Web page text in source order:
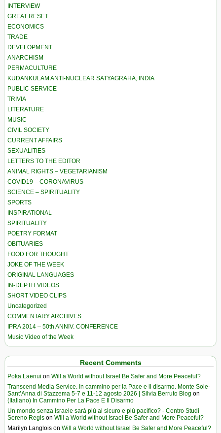
INTERVIEW
GREAT RESET
ECONOMICS
TRADE
DEVELOPMENT
ANARCHISM
PERMACULTURE
KUDANKULAM ANTI-NUCLEAR SATYAGRAHA, INDIA
PUBLIC SERVICE
TRIVIA
LITERATURE
MUSIC
CIVIL SOCIETY
CURRENT AFFAIRS
SEXUALITIES
LETTERS TO THE EDITOR
ANIMAL RIGHTS – VEGETARIANISM
COVID19 – CORONAVIRUS
SCIENCE – SPIRITUALITY
SPORTS
INSPIRATIONAL
SPIRITUALITY
POETRY FORMAT
OBITUARIES
FOOD FOR THOUGHT
JOKE OF THE WEEK
ORIGINAL LANGUAGES
IN-DEPTH VIDEOS
SHORT VIDEO CLIPS
Uncategorized
COMMENTARY ARCHIVES
IPRA 2014 – 50th ANNIV. CONFERENCE
Music Video of the Week
Recent Comments
Poka Laenui on Will a World without Israel Be Safer and More Peaceful?
Transcend Media Service. In cammino per la Pace e il disarmo. Monte Sole-
Sant’Anna di Stazzema 5-7 e 11-12 agosto 2026 | Silvia Berruto Blog on
(Italiano) In Cammino Per La Pace E Il Disarmo
Un mondo senza Israele sarà più al sicuro e più pacifico? - Centro Studi
Sereno Regis on Will a World without Israel Be Safer and More Peaceful?
Marilyn Langlois on Will a World without Israel Be Safer and More Peaceful?